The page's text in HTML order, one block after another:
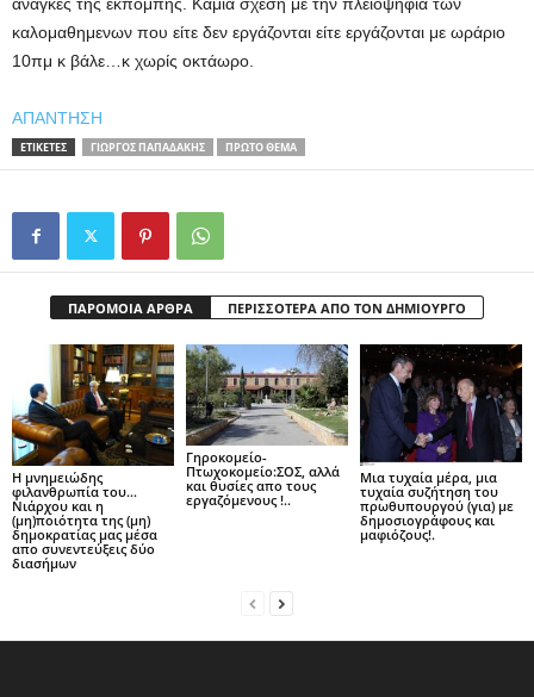
καλομαθημενων που είτε δεν εργάζονται είτε εργάζονται με ωράριο
10πμ κ βάλε…κ χωρίς οκτάωρο.
ΑΠΑΝΤΗΣΗ
ΕΤΙΚΕΤΕΣ ΓΙΏΡΓΟΣ ΠΑΠΑΔΆΚΗΣ ΠΡΩΤΟ ΘΕΜΑ
ΠΑΡΟΜΟΙΑ ΑΡΘΡΑ ΠΕΡΙΣΣΟΤΕΡΑ ΑΠΟ ΤΟΝ ΔΗΜΙΟΥΡΓΟ
Η μνημειώδης
φιλανθρωπία του…
Νιάρχου και η
(μη)ποιότητα της (μη)
δημοκρατίας μας μέσα
απο συνεντεύξεις δύο
διασήμων
Γηροκομείο-
Πτωχοκομείο:ΣΟΣ, αλλά
και θυσίες απο τους
εργαζόμενους !..
Μια τυχαία μέρα, μια
τυχαία συζήτηση του
πρωθυπουργού (για) με
δημοσιογράφους και
μαφιόζους!.